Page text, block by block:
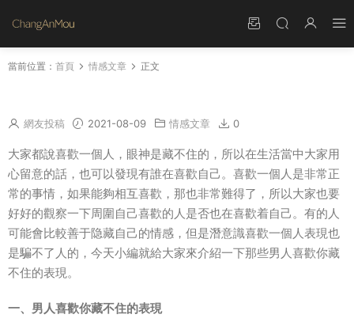
當前位置： 首頁 情感文章 正文
網友投稿 2021-08-09 情感文章 0
大家都說喜歡一個人，眼神是藏不住的，所以在生活當中大家用
心留意的話，也可以發現有誰在喜歡自己。喜歡一個人是非常正
常的事情，如果能夠相互喜歡，那也非常難得了，所以大家也要
好好的觀察一下周圍自己喜歡的人是否也在喜歡着自己。有的人
可能會比較善于隐藏自己的情感，但是潛意識喜歡一個人表現也
是騙不了人的，今天小編就給大家來介紹一下那些男人喜歡你藏
不住的表現。
一、男人喜歡你藏不住的表現